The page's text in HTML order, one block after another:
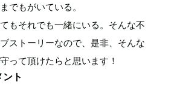
でもがいている。
もそれでも一緒にいる。そんな不
ストーリーなので、是非、そんな
って頂けたらと思います！
ト